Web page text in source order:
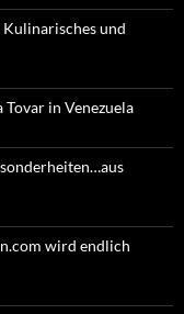
Kulinarisches und
in Venezuela
wird endlich